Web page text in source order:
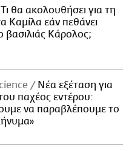
θα ακολουθήσει για τη
Καμίλα εάν πεθάνει
βασιλιάς Κάρολος;
Νέα εξέταση για
παχέος εντέρου:
να παραβλέπουμε το